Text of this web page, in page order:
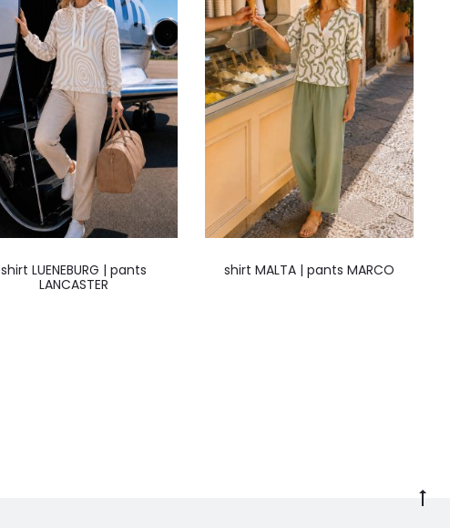
shirt LUENEBURG | pants
LANCASTER
shirt MALTA | pants MARCO